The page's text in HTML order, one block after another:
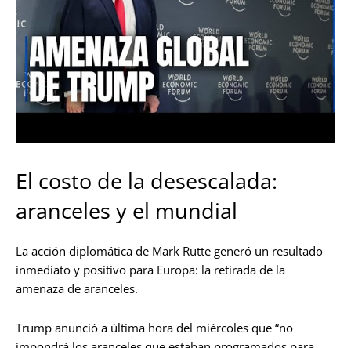
El costo de la desescalada:
aranceles y el mundial
La acción diplomática de Mark Rutte generó un resultado
inmediato y positivo para Europa: la retirada de la
amenaza de aranceles.
Trump anunció a última hora del miércoles que “no